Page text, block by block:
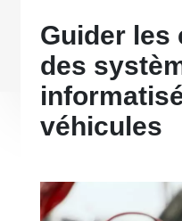
Guider les
des
véhicules